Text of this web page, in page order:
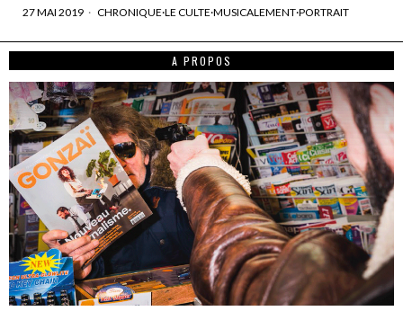
27 MAI 2019 CHRONIQUE·LE CULTE·MUSICALEMENT·PORTRAIT
A PROPOS